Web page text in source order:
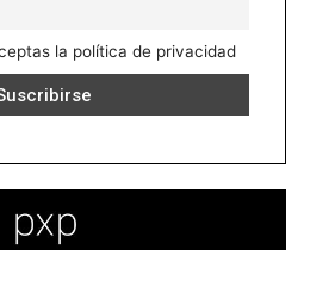
la política de privacidad